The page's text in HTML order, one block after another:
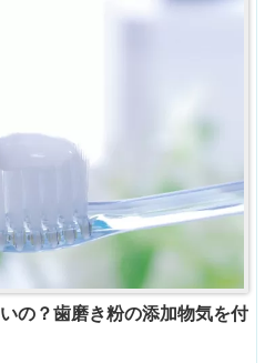
の？歯磨き粉の添加物気を付